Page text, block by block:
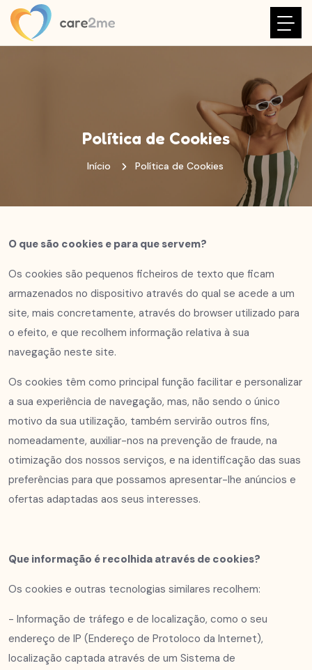
Política de Cookies
Início Política de Cookies
O que são cookies e para que servem?
Os cookies são pequenos ficheiros de texto que ficam
armazenados no dispositivo através do qual se acede a um
site, mais concretamente, através do browser utilizado para
o efeito, e que recolhem informação relativa à sua
navegação neste site.
Os cookies têm como principal função facilitar e personalizar
a sua experiência de navegação, mas, não sendo o único
motivo da sua utilização, também servirão outros fins,
nomeadamente, auxiliar-nos na prevenção de fraude, na
otimização dos nossos serviços, e na identificação das suas
preferências para que possamos apresentar-lhe anúncios e
ofertas adaptadas aos seus interesses.
Que informação é recolhida através de cookies?
Os cookies e outras tecnologias similares recolhem:
- Informação de tráfego e de localização, como o seu
endereço de IP (Endereço de Protoloco da Internet),
localização captada através de um Sistema de